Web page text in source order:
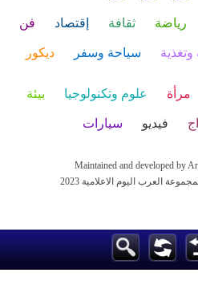
رياضة ثقافة إقتصاد فن
سياحة وسفر ديكور
مرأة علوم وتكنولوجيا بيئة
فيديو سيارات
Maintained and developed by